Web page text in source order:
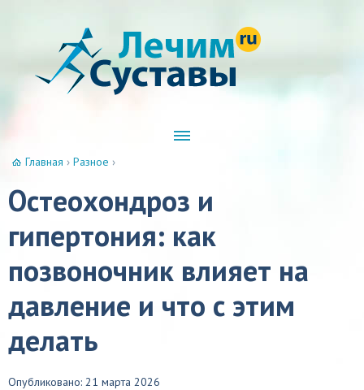
Главная › Разное ›
Остеохондроз и
гипертония: как
позвоночник влияет на
давление и что с этим
делать
Опубликовано: 21 марта 2026